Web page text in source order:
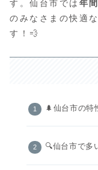
す。仙台市では 年
のみなさまの快適
す！💨
🌲仙台市の特
🔍仙台市で多